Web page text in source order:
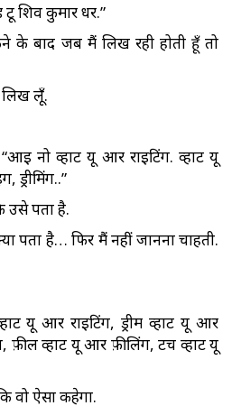
शिव कुमार धर.”
के बाद जब मैं लिख रही होती हूँ तो
लिख लूँ.
नो व्हाट यू आर राइटिंग. व्हाट यू
ड्रीमिंग..”
उसे पता है.
पता है… फिर मैं नहीं जानना चाहती.
यू आर राइटिंग, ड्रीम व्हाट यू आर
फ़ील व्हाट यू आर फ़ीलिंग, टच व्हाट यू
वो ऐसा कहेगा.